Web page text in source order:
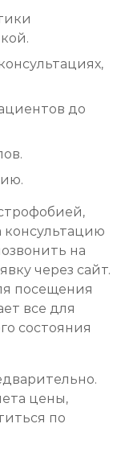
до
консультацию
на
через сайт.
посещения
все для
состояния
цены,
по